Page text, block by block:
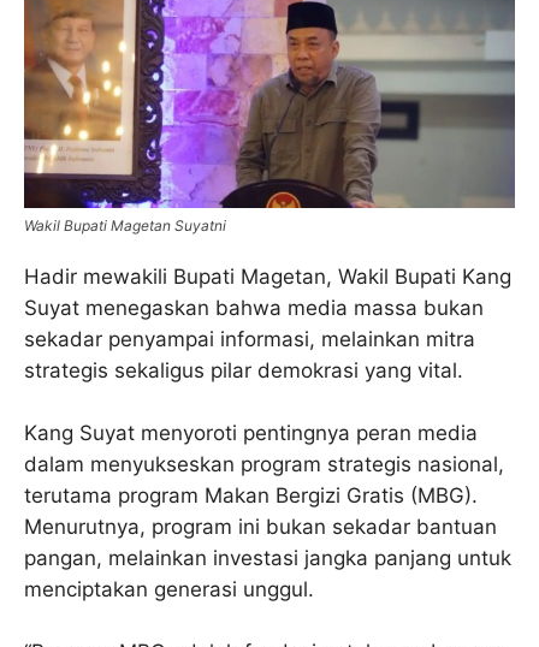
Wakil Bupati Magetan Suyatni
Hadir mewakili Bupati Magetan, Wakil Bupati Kang
Suyat menegaskan bahwa media massa bukan
sekadar penyampai informasi, melainkan mitra
strategis sekaligus pilar demokrasi yang vital.
Kang Suyat menyoroti pentingnya peran media
dalam menyukseskan program strategis nasional,
terutama program Makan Bergizi Gratis (MBG).
Menurutnya, program ini bukan sekadar bantuan
pangan, melainkan investasi jangka panjang untuk
menciptakan generasi unggul.